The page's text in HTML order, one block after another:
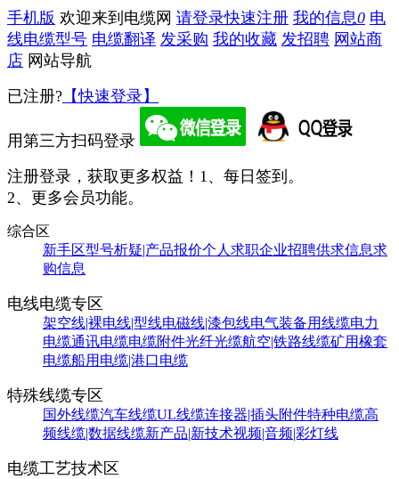
手机版 欢迎来到电缆网 请登录快速注册 我的信息0 电
线电缆型号 电缆翻译 发采购 我的收藏 发招聘 网站商
店 网站导航
已注册? 【快速登录】
用第三方扫码登录
注册登录，获取更多权益！ 1、每日签到。
2、更多会员功能。
综合区
新手区型号析疑|产品报价个人求职企业招聘供求信息求
购信息
电线电缆专区
架空线|裸电线|型线电磁线|漆包线电气装备用线缆电力
电缆通讯电缆电缆附件光纤光缆航空|铁路线缆矿用橡套
电缆船用电缆|港口电缆
特殊线缆专区
国外线缆汽车线缆UL线缆连接器|插头附件特种电缆高
频线缆|数据线缆新产品|新技术视频|音频|彩灯线
电缆工艺技术区